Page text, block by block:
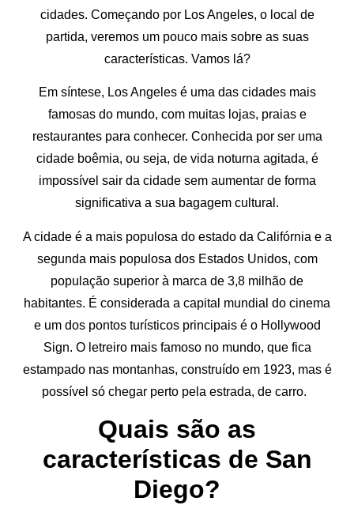
cidades. Começando por Los Angeles, o local de
partida, veremos um pouco mais sobre as suas
características. Vamos lá?
Em síntese, Los Angeles é uma das cidades mais
famosas do mundo, com muitas lojas, praias e
restaurantes para conhecer. Conhecida por ser uma
cidade boêmia, ou seja, de vida noturna agitada, é
impossível sair da cidade sem aumentar de forma
significativa a sua bagagem cultural.
A cidade é a mais populosa do estado da Califórnia e a
segunda mais populosa dos Estados Unidos, com
população superior à marca de 3,8 milhão de
habitantes. É considerada a capital mundial do cinema
e um dos pontos turísticos principais é o Hollywood
Sign. O letreiro mais famoso no mundo, que fica
estampado nas montanhas, construído em 1923, mas é
possível só chegar perto pela estrada, de carro.
Quais são as
características de San
Diego?